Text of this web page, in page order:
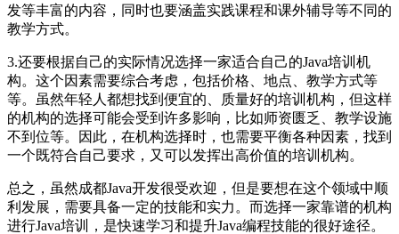
发等丰富的内容，同时也要涵盖实践课程和课外辅导等不同的
教学方式。
3.还要根据自己的实际情况选择一家适合自己的Java培训机
构。这个因素需要综合考虑，包括价格、地点、教学方式等
等。虽然年轻人都想找到便宜的、质量好的培训机构，但这样
的机构的选择可能会受到许多影响，比如师资匮乏、教学设施
不到位等。因此，在机构选择时，也需要平衡各种因素，找到
一个既符合自己要求，又可以发挥出高价值的培训机构。
总之，虽然成都Java开发很受欢迎，但是要想在这个领域中顺
利发展，需要具备一定的技能和实力。而选择一家靠谱的机构
进行Java培训，是快速学习和提升Java编程技能的很好途径。